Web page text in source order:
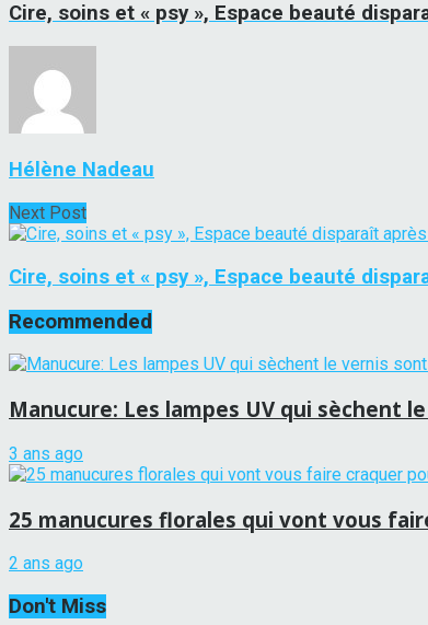
Cire, soins et « psy », Espace beauté
Hélène Nadeau
Next Post
Cire, soins et « psy », Espace beauté
Recommended
Manucure: Les lampes UV qui sèchent
3 ans ago
25 manucures florales qui vont vous
2 ans ago
Don't Miss